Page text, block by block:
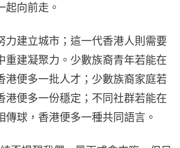
起向前走。
力建立城市；這一代香港人則需要
重建凝聚力。少數族裔青年若能在
港便多一批人才；少數族裔家庭若
港便多一份穩定；不同社群若能在
傳球，香港便多一種共同語言。